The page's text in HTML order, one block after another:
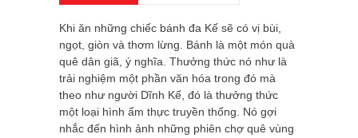
Khi ăn những chiếc bánh đa Kế sẽ có vị bùi,
ngọt, giòn và thơm lừng. Bánh là một món quà
quê dân giã, ý nghĩa. Thưởng thức nó như là
trải nghiệm một phần văn hóa trong đó mà
theo như người Dĩnh Kế, đó là thưởng thức
một loại hình ẩm thực truyền thống. Nó gợi
nhắc đến hình ảnh những phiên chợ quê vùng